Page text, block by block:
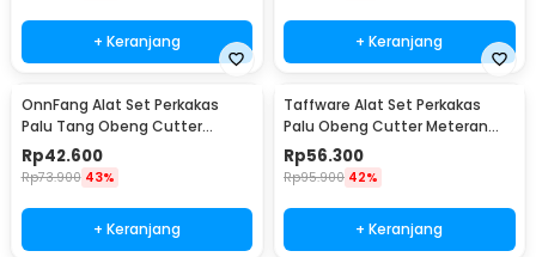
+ Keranjang + Keranjang
OnnFang Alat Set Perkakas
Palu Tang Obeng Cutter
Meteran 8in1 - YL-8009A
Rp42.600
Rp73.900 43%
+ Keranjang
Taffware Alat Set Perkakas
Palu Obeng Cutter Meteran
8in1
Rp56.300
Rp95.900 42%
+ Keranjang